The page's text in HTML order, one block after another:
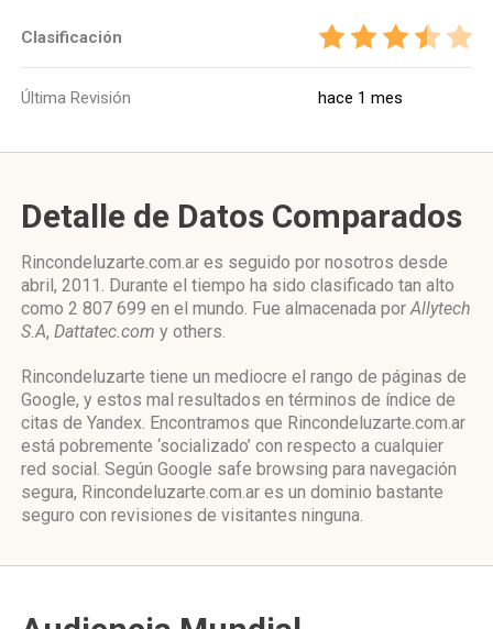
Clasificación
Última Revisión hace 1 mes
Detalle de Datos Comparados
Rincondeluzarte.com.ar es seguido por nosotros desde
abril, 2011. Durante el tiempo ha sido clasificado tan alto
como 2 807 699 en el mundo. Fue almacenada porAllytech
S.A, Dattatec.com y others.
Rincondeluzarte tiene un mediocre el rango de páginas de
Google, y estos mal resultados en términos de índice de
citas de Yandex. Encontramos que Rincondeluzarte.com.ar
está pobremente ‘socializado’ con respecto a cualquier
red social. Según Google safe browsing para navegación
segura, Rincondeluzarte.com.ar es un dominio bastante
seguro con revisiones de visitantes ninguna.